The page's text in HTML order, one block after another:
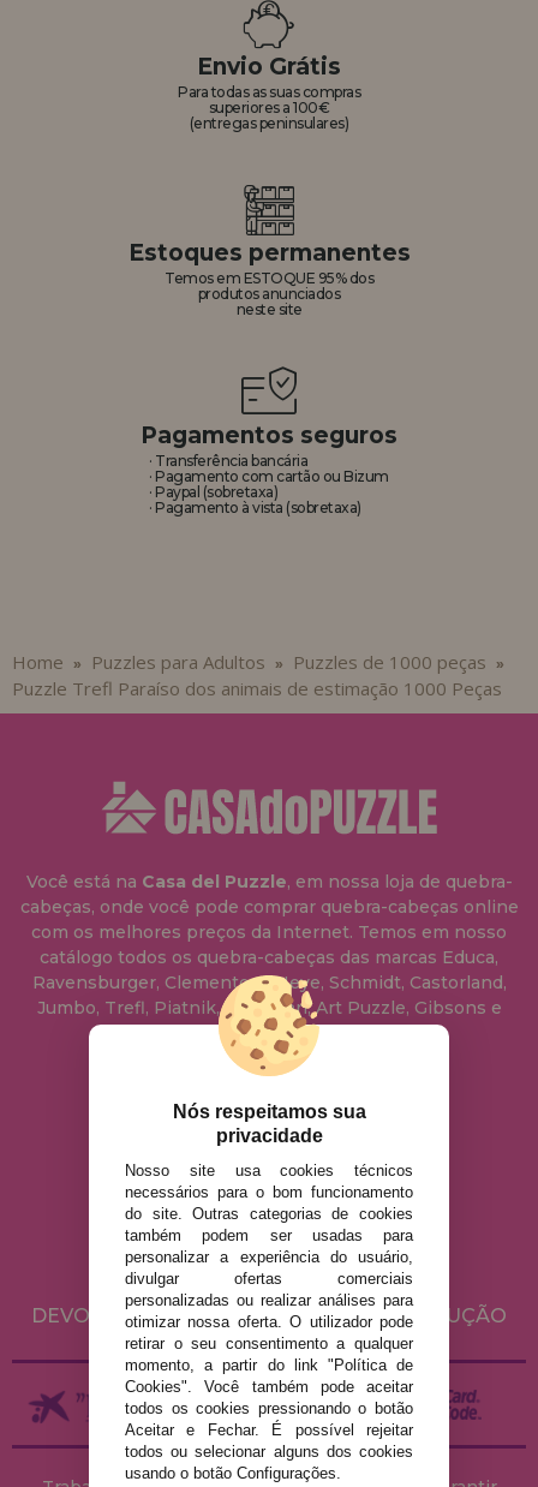
Envio Grátis
Para todas as suas compras
superiores a 100€
(entregas peninsulares)
Estoques permanentes
Temos em ESTOQUE 95% dos
produtos anunciados
neste site
Pagamentos seguros
· Transferência bancária
· Pagamento com cartão ou Bizum
· Paypal (sobretaxa)
· Pagamento à vista (sobretaxa)
Home » Puzzles para Adultos » Puzzles de 1000 peças »
Puzzle Trefl Paraíso dos animais de estimação 1000 Peças
Você está na Casa del Puzzle, em nossa loja de quebra-
cabeças, onde você pode comprar quebra-cabeças online
com os melhores preços da Internet. Temos em nosso
catálogo todos os quebra-cabeças das marcas Educa,
Ravensburger, Clementoni, Heye, Schmidt, Castorland,
Jumbo, Trefl, Piatnik, Anatolian, Art Puzzle, Gibsons e
muito mais.
info@casadopuzzle.pt
AVISO LEGAL
POLÍTICA DE PRIVACIDADE
POLÍTICA DE COOKIES
ENVIO E DEVOLUÇÕES
DEVOLUÇÕES / DIREITO DE LIVRE RESOLUÇÃO
Nós respeitamos sua
privacidade
Nosso site usa cookies técnicos
necessários para o bom funcionamento
do site. Outras categorias de cookies
também podem ser usadas para
personalizar a experiência do usuário,
divulgar ofertas comerciais
personalizadas ou realizar análises para
otimizar nossa oferta. O utilizador pode
retirar o seu consentimento a qualquer
momento, a partir do link "Política de
Cookies". Você também pode aceitar
todos os cookies pressionando o botão
Aceitar e Fechar. É possível rejeitar
todos ou selecionar alguns dos cookies
usando o botão Configurações.